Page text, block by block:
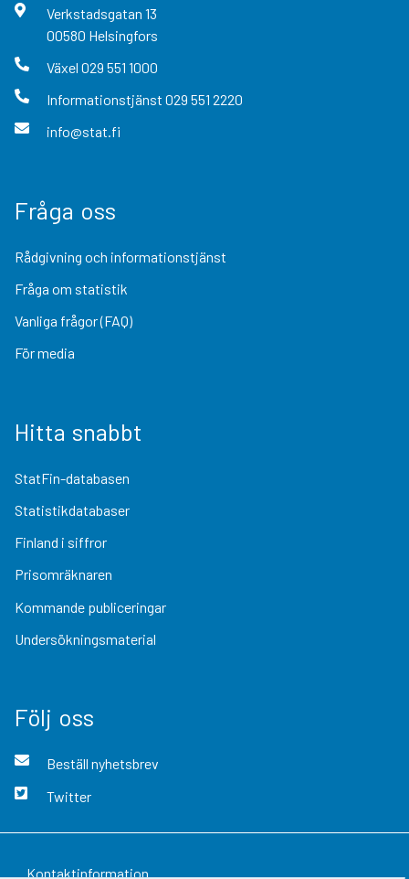
Verkstadsgatan 13
00580 Helsingfors
Växel 029 551 1000
Informationstjänst 029 551 2220
info@stat.fi
Fråga oss
Rådgivning och informationstjänst
Fråga om statistik
Vanliga frågor (FAQ)
För media
Hitta snabbt
StatFin-databasen
Statistikdatabaser
Finland i siffror
Prisomräknaren
Kommande publiceringar
Undersökningsmaterial
Följ oss
Beställ nyhetsbrev
Twitter
Kontaktinformation